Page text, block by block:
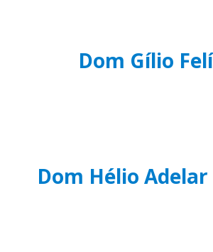
Dom Gílio
Dom Hélio